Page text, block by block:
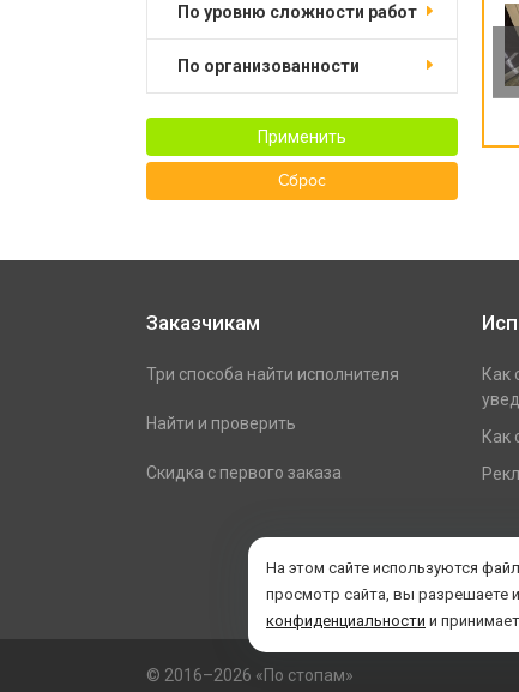
по уровню сложности работ
по организованности
Применить
Сброс
Заказчикам
Три способа найти исполнителя
Найти и проверить
Скидка с первого заказа
Как
Как
© 2016–2026 «По стопам»
На этом сайте используются
просмотр сайта, вы разрешаете
конфиденциальности и